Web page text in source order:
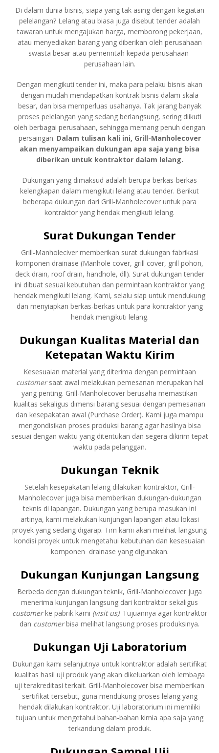
Di dalam dunia bisnis, siapa yang tak asing dengan kegiatan
pelelangan? Lelang atau biasa juga disebut tender adalah
tawaran untuk mengajukan harga, memborong pekerjaan,
atau menyediakan barang yang diberikan oleh perusahaan
swasta besar atau pemerintah kepada perusahaan-
perusahaan lain.
Dengan mengikuti tender ini, maka para pelaku bisnis akan
dengan mudah mendapatkan kontrak bisnis dalam skala
besar, dan bisa memperluas usahanya. Tak jarang banyak
proses pelelangan yang sedang berlangsung, sering diikuti
oleh berbagai perusahaan, sehingga memang penuh dengan
persaingan. Dalam tulisan kali ini, Grill-Manholecover
akan menyampaikan dukungan apa saja yang bisa
diberikan untuk kontraktor dalam lelang.
Dukungan yang dimaksud adalah berupa berkas-berkas
kelengkapan dalam mengikuti lelang atau tender. Berikut
beberapa dukungan dari Grill-Manholecover untuk para
kontraktor yang hendak mengikuti lelang.
Surat Dukungan Tender
Grill-Manholeciver memberikan surat dukungan fabrikasi
komponen drainase (Manhole cover, grill cover, grill pohon,
deck drain, roof drain, handhole, dll). Surat dukungan tender
ini dibuat sesuai kebutuhan dan permintaan kontraktor yang
hendak mengikuti lelang. Kami, selalu siap untuk mendukung
dan menyiapkan berkas-berkas untuk para kontraktor yang
hendak mengikuti lelang.
Dukungan Kualitas Material dan
Ketepatan Waktu Kirim
Kesesuaian material yang diterima dengan permintaan
customersaat awal melakukan pemesanan merupakan hal
yang penting. Grill-Manholecover berusaha memastikan
kualitas sekaligus dimensi barang sesuai dengan pemesanan
dan kesepakatan awal (Purchase Order). Kami juga mampu
mengondisikan proses produksi barang agar hasilnya bisa
sesuai dengan waktu yang ditentukan dan segera dikirim tepat
waktu pada pelanggan.
Dukungan Teknik
Setelah kesepakatan lelang dilakukan kontraktor, Grill-
Manholecover juga bisa memberikan dukungan-dukungan
teknis di lapangan. Dukungan yang berupa masukan ini
artinya, kami melakukan kunjungan lapangan atau lokasi
proyek yang sedang digarap. Tim kami akan melihat langsung
kondisi proyek untuk mengetahui kebutuhan dan kesesuaian
komponen drainase yang digunakan.
Dukungan Kunjungan Langsung
Berbeda dengan dukungan teknik, Grill-Manholecover juga
menerima kunjungan langsung dari kontraktor sekaligus
customerke pabrik kami (visit us). Tujuannya agar kontraktor
dan customerbisa melihat langsung proses produksinya.
Dukungan Uji Laboratorium
Dukungan kami selanjutnya untuk kontraktor adalah sertifikat
kualitas hasil uji produk yang akan dikeluarkan oleh lembaga
uji terakreditasi terkait. Grill-Manholecover bisa memberikan
sertifikat tersebut, guna mendukung proses lelang yang
hendak dilakukan kontraktor. Uji laboratorium ini memiliki
tujuan untuk mengetahui bahan-bahan kimia apa saja yang
terkandung dalam produk.